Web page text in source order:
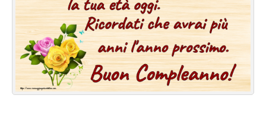
Cartoline animate
Accedi